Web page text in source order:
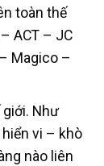
toàn thế
ACT – JC
Magico –
Như
vi – khò
nào liên